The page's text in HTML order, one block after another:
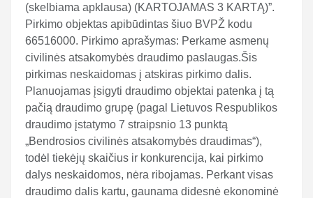
(skelbiama apklausa) (KARTOJAMAS 3 KARTĄ)”.
Pirkimo objektas apibūdintas šiuo BVPŽ kodu
66516000. Pirkimo aprašymas: Perkame asmenų
civilinės atsakomybės draudimo paslaugas.Šis
pirkimas neskaidomas į atskiras pirkimo dalis.
Planuojamas įsigyti draudimo objektai patenka į tą
pačią draudimo grupę (pagal Lietuvos Respublikos
draudimo įstatymo 7 straipsnio 13 punktą
„Bendrosios civilinės atsakomybės draudimas“),
todėl tiekėjų skaičius ir konkurencija, kai pirkimo
dalys neskaidomos, nėra ribojamas. Perkant visas
draudimo dalis kartu, gaunama didesnė ekonominė